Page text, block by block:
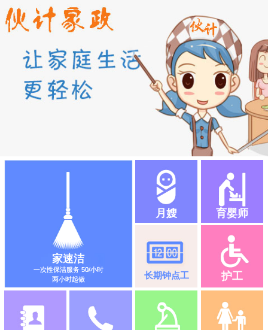
家速洁
一次性保洁服务 50/小时
两小时起做
月嫂 育婴师
长期钟点工 护工